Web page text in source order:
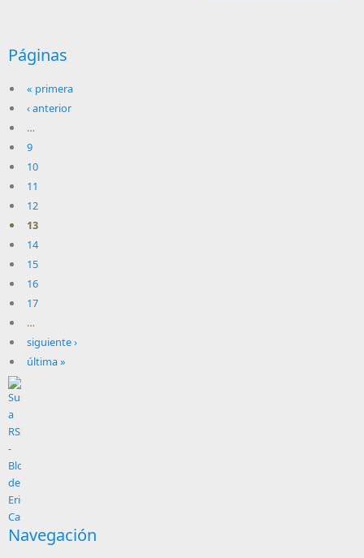
Páginas
« primera
‹ anterior
…
9
10
11
12
13
14
15
16
17
…
siguiente ›
última »
Navegación